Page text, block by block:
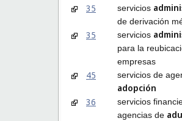
35 servicios
de derivación
35 servicios
para la
empresas
45 servicios de
adopción
36
servicios
agencias de